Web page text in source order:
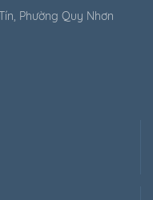
Phường Quy Nhơn